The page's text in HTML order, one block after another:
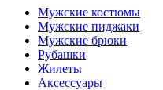
Мужские костюмы
Мужские пиджаки
Мужские брюки
Рубашки
Жилеты
Аксессуары